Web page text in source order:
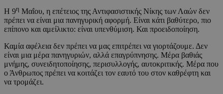
Η 9η Μαΐου, η επέτειος της Αντιφασιστικής Νίκης των Λαών δεν
πρέπει να είναι μια πανηγυρική αφορμή. Είναι κάτι βαθύτερο, πιο
επίπονο και αμείλικτο: είναι υπενθύμιση. Και προειδοποίηση.
Καμία αφέλεια δεν πρέπει να μας επιτρέπει να γιορτάζουμε. Δεν
είναι μια μέρα πανηγυριών, αλλά επαγρύπνησης. Μέρα βαθιάς
μνήμης, συνειδητοποίησης, περισυλλογής, αυτοκριτικής. Μέρα που
ο Άνθρωπος πρέπει να κοιτάζει τον εαυτό του στον καθρέφτη και
να τρομάζει.